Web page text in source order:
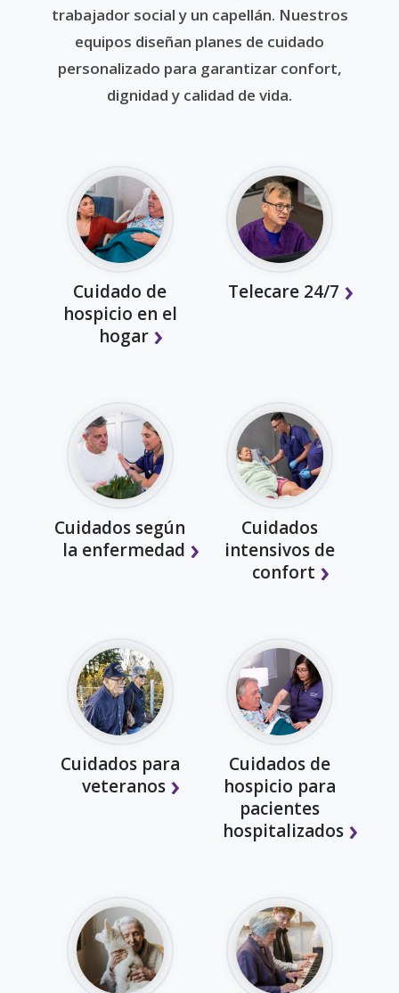
trabajador social y un capellán. Nuestros
equipos diseñan planes de cuidado
personalizado para garantizar confort,
dignidad y calidad de vida.
Cuidado de
hospicio en el
hogar
Telecare 24/7
Cuidados según
la enfermedad
Cuidados
intensivos de
confort
Cuidados para
veteranos
Cuidados de
hospicio para
pacientes
hospitalizados